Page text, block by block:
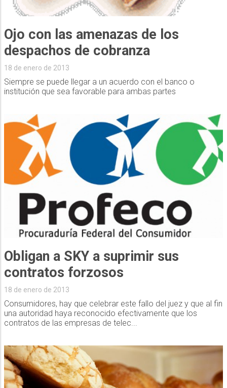
Ojo con las amenazas de los
despachos de cobranza
18 de enero de 2013
Siempre se puede llegar a un acuerdo con el banco o
institución que sea favorable para ambas partes
Obligan a SKY a suprimir sus
contratos forzosos
18 de enero de 2013
Consumidores, hay que celebrar este fallo del juez y que al fin
una autoridad haya reconocido efectivamente que los
contratos de las empresas de telec...